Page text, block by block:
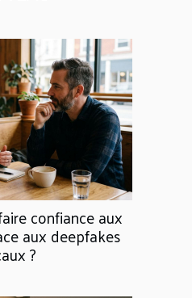
confiance aux
aux deepfakes
?